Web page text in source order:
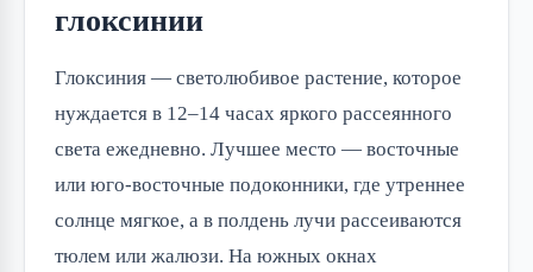
глоксинии
Глоксиния — светолюбивое растение, которое
нуждается в 12–14 часах яркого рассеянного
света ежедневно. Лучшее место — восточные
или юго-восточные подоконники, где утреннее
солнце мягкое, а в полдень лучи рассеиваются
тюлем или жалюзи. На южных окнах